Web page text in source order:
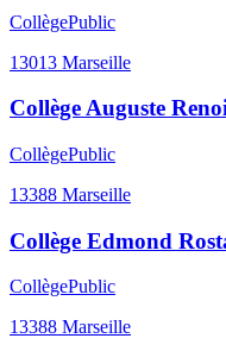
CollègePublic
13013 Marseille
Collège Auguste
CollègePublic
13388 Marseille
Collège Edmond
CollègePublic
13388 Marseille